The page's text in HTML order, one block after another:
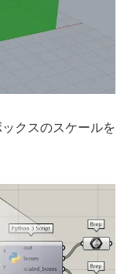
クスのスケールを